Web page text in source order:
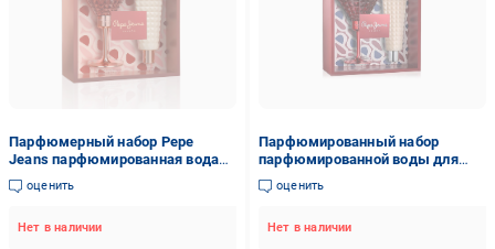
Парфюмерный набор Pepe
Jeans парфюмированная вода
для женщин 80 мл/лосьон для
тела 80 мл (PPJ084)
оценить
Нет в наличии
Парфюмированный набор
парфюмированной воды для
женщин London Calling 80 мл/
лосьон для тела Pepe Jeans 80
оценить
Нет в наличии